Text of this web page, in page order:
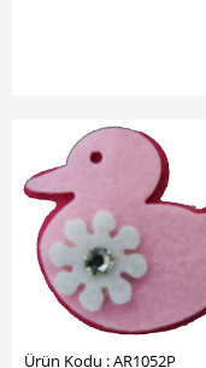
Ürün Kodu : AR1052P